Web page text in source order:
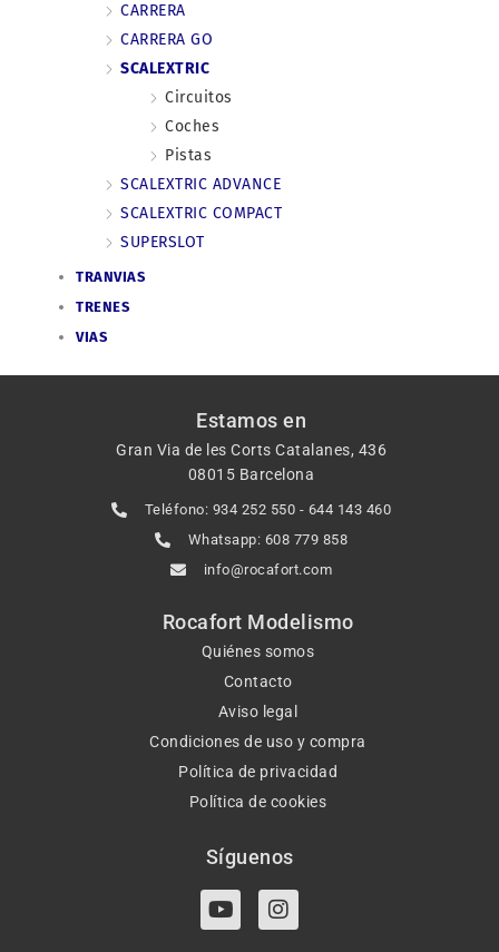
CARRERA
CARRERA GO
SCALEXTRIC
Circuitos
Coches
Pistas
SCALEXTRIC ADVANCE
SCALEXTRIC COMPACT
SUPERSLOT
TRANVIAS
TRENES
VIAS
Estamos en
Gran Via de les Corts Catalanes, 436
08015 Barcelona
Teléfono: 934 252 550 - 644 143 460
Whatsapp: 608 779 858
info@rocafort.com
Rocafort Modelismo
Quiénes somos
Contacto
Aviso legal
Condiciones de uso y compra
Política de privacidad
Política de cookies
Síguenos
Y
o
I
n